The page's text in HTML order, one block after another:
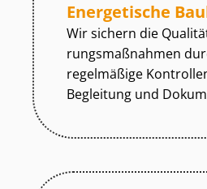
Energetische
Wir sichern die
rungs­maß­nah­men
regelmäßige
Begleitung und